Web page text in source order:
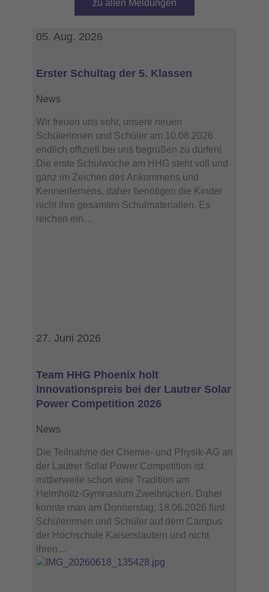
zu allen Meldungen
05. Aug. 2026
Erster Schultag der 5. Klassen
News
Wir freuen uns sehr, unsere neuen
Schülerinnen und Schüler am 10.08.2026
endlich offiziell bei uns begrüßen zu dürfen!
Die erste Schulwoche am HHG steht voll und
ganz im Zeichen des Ankommens und
Kennenlernens, daher benötigen die Kinder
nicht ihre gesamten Schulmaterialien. Es
reichen ein…
27. Juni 2026
Team HHG Phoenix holt
Innovationspreis bei der Lautrer Solar
Power Competition 2026
News
Die Teilnahme der Chemie- und Physik-AG an
der Lautrer Solar Power Competition ist
mittlerweile schon eine Tradition am
Helmholtz-Gymnasium Zweibrücken. Daher
konnte man am Donnerstag, 18.06.2026 fünf
Schülerinnen und Schüler auf dem Campus
der Hochschule Kaiserslautern und nicht
ihren…